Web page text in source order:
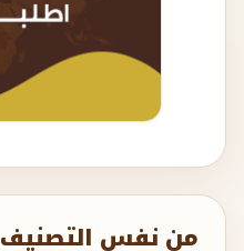
من نفس التصنيف